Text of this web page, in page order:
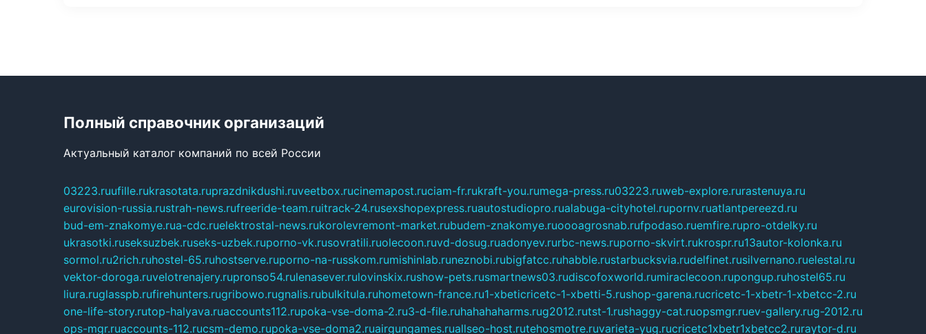
Полный справочник организаций
Актуальный каталог компаний по всей России
03223.ruufille.rukrasotata.ruprazdnikdushi.ruveetbox.rucinemapost.ruciam-fr.rukraft-you.rumega-press.ru03223.ruweb-explore.rurastenuya.ru
eurovision-russia.rustrah-news.rufreeride-team.ruitrack-24.rusexshopexpress.ruautostudiopro.rualabuga-cityhotel.rupornv.ruatlantpereezd.ru
bud-em-znakomye.rua-cdc.ruelektrostal-news.rukorolevremont-market.rubudem-znakomye.ruoooagrosnab.rufpodaso.ruemfire.rupro-otdelky.ru
ukrasotki.ruseksuzbek.ruseks-uzbek.ruporno-vk.rusovratili.ruolecoon.ruvd-dosug.ruadonyev.rurbc-news.ruporno-skvirt.rukrospr.ru13autor-kolonka.ru
sormol.ru2rich.ruhostel-65.ruhostserve.ruporno-na-russkom.rumishinlab.runeznobi.rubigfatcc.ruhabble.rustarbucksvia.rudelfinet.rusilvernano.ruelestal.ru
vektor-doroga.ruvelotrenajery.rupronso54.rulenasever.rulovinskix.rushow-pets.rusmartnews03.rudiscofoxworld.rumiraclecoon.rupongup.ruhostel65.ru
liura.ruglasspb.rufirehunters.rugribowo.rugnalis.rubulkitula.ruhometown-france.ru1-xbeticricetc-1-xbetti-5.rushop-garena.rucricetc-1-xbetr-1-xbetcc-2.ru
one-life-story.rutop-halyava.ruaccounts112.rupoka-vse-doma-2.ru3-d-file.ruhahahaharms.rug2012.rutst-1.rushaggy-cat.ruopsmgr.ruev-gallery.rug-2012.ru
ops-mgr.ruaccounts-112.rucsm-demo.rupoka-vse-doma2.ruairgungames.ruallseo-host.rutehosmotre.ruvarieta-yug.rucricetc1xbetr1xbetcc2.ruraytor-d.ru